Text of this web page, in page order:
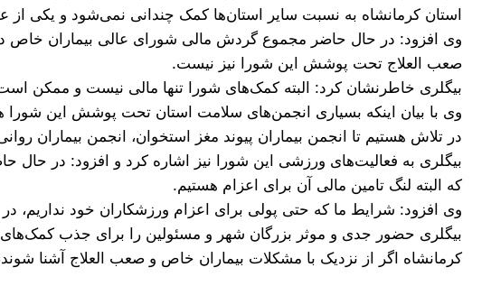
استان کرمانشاه به نسبت سایر استان‌ها کمک چندانی نمی‌شود و یکی از
وی افزود: در حال حاضر مجموع گردش مالی شورای عالی بیماران خاص در سال ۱۰۰ میلیون تومان است که قطعا جوابگوی بخش کوچکی از نیازهای ۳۶ هزار و ۵۰۰
صعب العلاج تحت پوشش این شورا نیز نیست.
بیگلری خاطرنشان کرد: البته کمک‌های شورا تنها مالی نیست و ممکن
وی با بیان اینکه بسیاری انجمن‌های سلامت استان تحت پوشش این شورا
در تلاش هستیم تا انجمن بیماران پیوند مغز استخوان، انجمن بیماران
بیگلری به فعالیت‌های ورزشی این شورا نیز اشاره کرد و افزود: در حال
که البته لنگ تامین مالی آن برای اعزام هستیم.
وی افزود: شرایط ما که حتی پولی برای اعزام ورزشکاران خود
بیگلری حضور جدی و موثر بزرگان شهر و مسئولین را برای جذب کمک‌های
کرمانشاه اگر از نزدیک با مشکلات بیماران خاص و صعب العلاج آشنا